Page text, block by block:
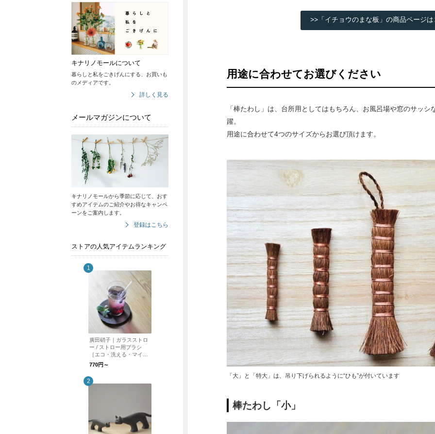
キナリノモールについて
暮らしと私をごきげんにする、お買いも
のメディアです。
詳しく見る
メールマガジンについて
キナリノモールから季節に応じて、おす
すめアイテムのご紹介やお得なキャンペ
ーンをご案内します。
登録はこちら
ストアの人気アイテムランキング
廣田硝子｜ガラスストロ
ー / ストロー用ブラシ
［エコ・洗える・マイス
トロー］
770円～
>>「イチョウのまな板」の商品ページ
用途に合わせてお選びください
「棒たわし」は、台所用としてはもちろん、お風呂場や窓のサッ
躍。
用途に合わせて4つのサイズからお選び頂けます。
「大」と「特大」は、吊り下げられるように“ひも”が付いています
棒たわし「小」